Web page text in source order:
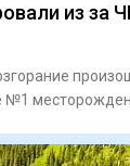
из за
№1